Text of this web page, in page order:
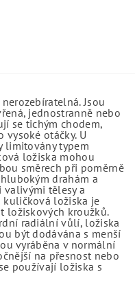
Jsou
jednostranně nebo
se tichým chodem,
otáčky. U
limitovány typem
ložiska mohou
směrech při poměrně
drahám a
tělesy a
kuličková ložiska je
ložiskových kroužků.
radiální vůlí, ložiska
být dodávána s menší
vyráběna v normální
na přesnost nebo
používají ložiska s